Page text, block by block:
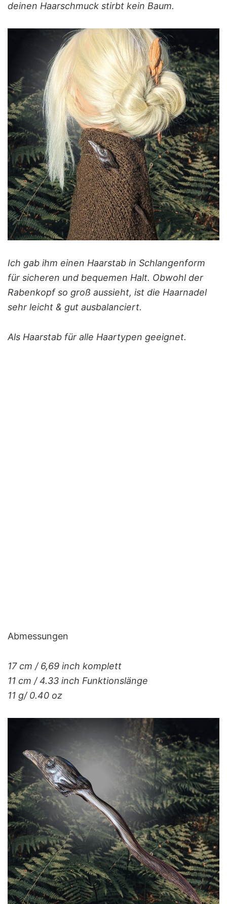
deinen Haarschmuck stirbt kein Baum.
Ich gab ihm einen Haarstab in Schlangenform
für sicheren und bequemen Halt. Obwohl der
Rabenkopf so groß aussieht, ist die Haarnadel
sehr leicht & gut ausbalanciert.
Als Haarstab für alle Haartypen geeignet.
Abmessungen
17 cm / 6,69 inch komplett
11 cm / 4.33 inch Funktionslänge
11 g/ 0.40 oz